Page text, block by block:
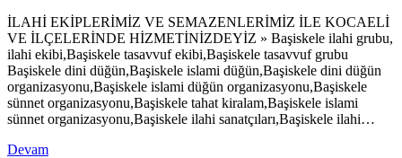
İLAHİ EKİPLERİMİZ VE SEMAZENLERİMİZ İLE KOCAELİ
VE İLÇELERİNDE HİZMETİNİZDEYİZ » Başiskele ilahi grubu,
ilahi ekibi,Başiskele tasavvuf ekibi,Başiskele tasavvuf grubu
Başiskele dini düğün,Başiskele islami düğün,Başiskele dini düğün
organizasyonu,Başiskele islami düğün organizasyonu,Başiskele
sünnet organizasyonu,Başiskele tahat kiralam,Başiskele islami
sünnet organizasyonu,Başiskele ilahi sanatçıları,Başiskele ilahi…
Devam